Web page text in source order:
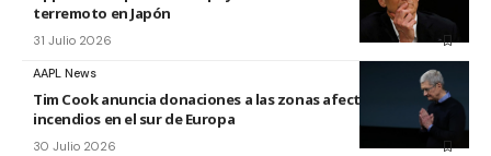
terremoto en Japón
31 Julio 2026
AAPL News
Tim Cook anuncia donaciones a las zonas afectadas por los
incendios en el sur de Europa
30 Julio 2026